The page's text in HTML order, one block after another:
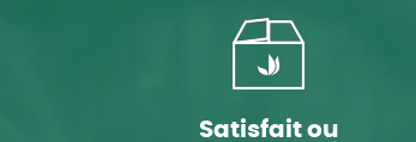
Satisfait ou